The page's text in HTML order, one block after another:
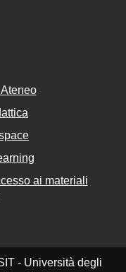
ai materiali
- Università degli